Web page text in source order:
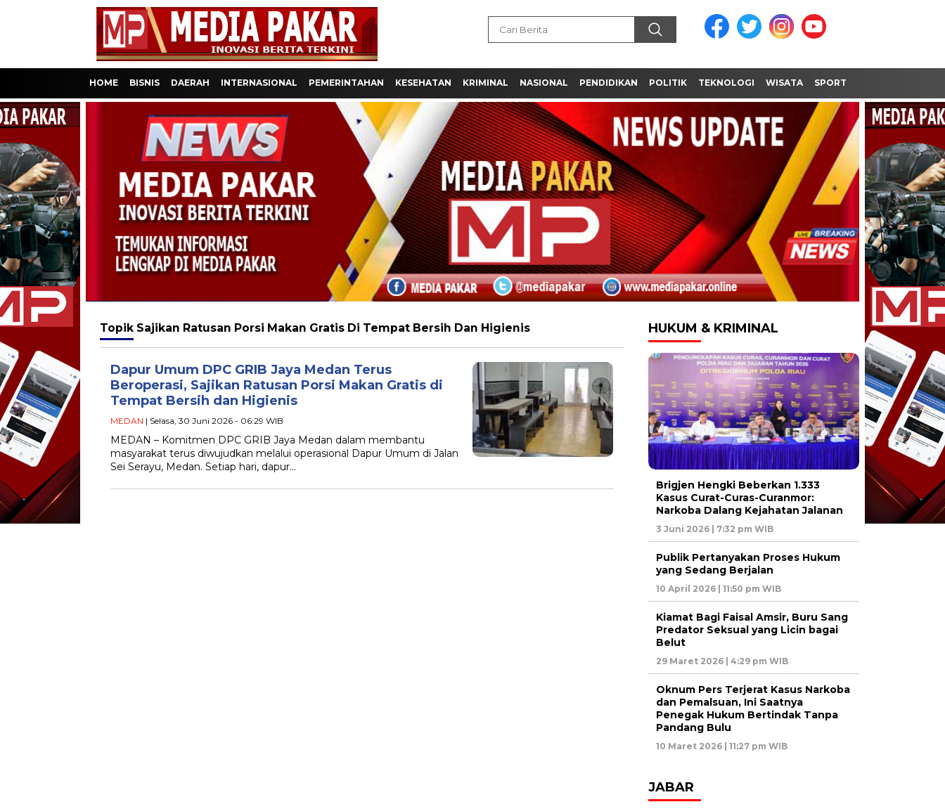
HOME BISNIS DAERAH INTERNASIONAL PEMERINTAHAN KESEHATAN KRIMINAL NASIONAL PENDIDIKAN POLITIK TEKNOLOGI WISATA SPORT
Topik Sajikan Ratusan Porsi Makan Gratis Di Tempat Bersih Dan Higienis
Dapur Umum DPC GRIB Jaya Medan Terus
Beroperasi, Sajikan Ratusan Porsi Makan Gratis di
Tempat Bersih dan Higienis
MEDAN | Selasa, 30 Juni 2026 - 06:29 WIB
MEDAN – Komitmen DPC GRIB Jaya Medan dalam membantu
masyarakat terus diwujudkan melalui operasional Dapur Umum di Jalan
Sei Serayu, Medan. Setiap hari, dapur…
HUKUM & KRIMINAL
Brigjen Hengki Beberkan 1.333
Kasus Curat-Curas-Curanmor:
Narkoba Dalang Kejahatan Jalanan
3 Juni 2026 | 7:32 pm WIB
Publik Pertanyakan Proses Hukum
yang Sedang Berjalan
10 April 2026 | 11:50 pm WIB
Kiamat Bagi Faisal Amsir, Buru Sang
Predator Seksual yang Licin bagai
Belut
29 Maret 2026 | 4:29 pm WIB
Oknum Pers Terjerat Kasus Narkoba
dan Pemalsuan, Ini Saatnya
Penegak Hukum Bertindak Tanpa
Pandang Bulu
10 Maret 2026 | 11:27 pm WIB
JABAR